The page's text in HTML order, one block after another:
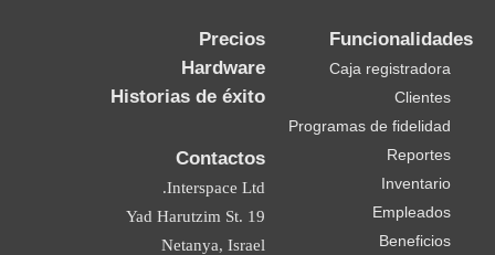
Funcionalidades
Caja registradora
Clientes
Programas de fidelidad
Reportes
Inventario
Empleados
Beneficios
Precios
Hardware
Historias de éxito
Contactos
Interspace Ltd.
19 Yad Harutzim St.
Netanya, Israel